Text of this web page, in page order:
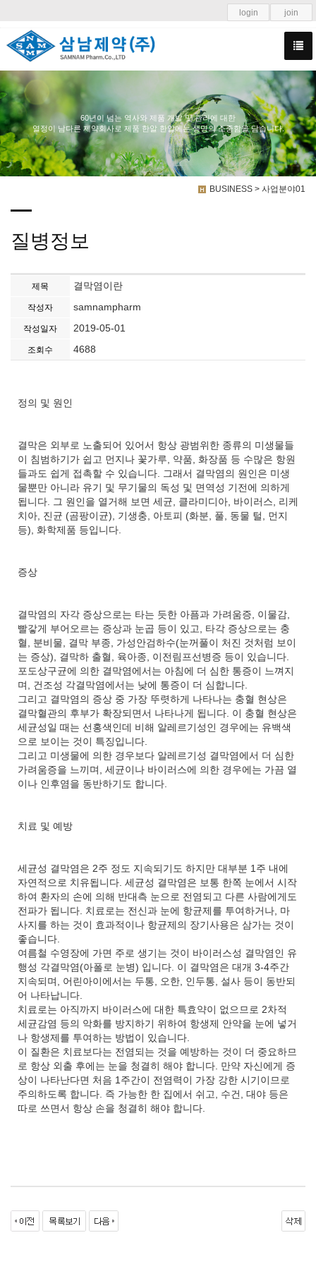
login join
60년이 넘는 역사와 제품 개발 및 관리에 대한
열정이 남다른 제약회사로 제품 한알 한알에는 생명의 소중함을 담습니다.
BUSINESS > 사업분야01
질병정보
제목 결막염이란
작성자 samnampharm
작성일자 2019-05-01
조회수 4688
정의 및 원인
결막은 외부로 노출되어 있어서 항상 광범위한 종류의 미생물들
이 침범하기가 쉽고 먼지나 꽃가루, 약품, 화장품 등 수많은 항원
들과도 쉽게 접촉할 수 있습니다. 그래서 결막염의 원인은 미생
물뿐만 아니라 유기 및 무기물의 독성 및 면역성 기전에 의하게
됩니다. 그 원인을 열거해 보면 세균, 클라미디아, 바이러스, 리케
치아, 진균 (곰팡이균), 기생충, 아토피 (화분, 풀, 동물 털, 먼지
등), 화학제품 등입니다.
증상
결막염의 자각 증상으로는 타는 듯한 아픔과 가려움증, 이물감,
빨갛게 부어오르는 증상과 눈곱 등이 있고, 타각 증상으로는 충
혈, 분비물, 결막 부종, 가성안검하수(눈꺼풀이 처진 것처럼 보이
는 증상), 결막하 출혈, 육아종, 이전림프선병증 등이 있습니다.
포도상구균에 의한 결막염에서는 아침에 더 심한 통증이 느껴지
며, 건조성 각결막염에서는 낮에 통증이 더 심합니다.
그리고 결막염의 증상 중 가장 뚜렷하게 나타나는 충혈 현상은
결막혈관의 후부가 확장되면서 나타나게 됩니다. 이 충혈 현상은
세균성일 때는 선홍색인데 비해 알레르기성인 경우에는 유백색
으로 보이는 것이 특징입니다.
그리고 미생물에 의한 경우보다 알레르기성 결막염에서 더 심한
가려움증을 느끼며, 세균이나 바이러스에 의한 경우에는 가끔 열
이나 인후염을 동반하기도 합니다.
치료 및 예방
세균성 결막염은 2주 정도 지속되기도 하지만 대부분 1주 내에
자연적으로 치유됩니다. 세균성 결막염은 보통 한쪽 눈에서 시작
하여 환자의 손에 의해 반대측 눈으로 전염되고 다른 사람에게도
전파가 됩니다. 치료로는 전신과 눈에 항균제를 투여하거나, 마
사지를 하는 것이 효과적이나 항균제의 장기사용은 삼가는 것이
좋습니다.
여름철 수영장에 가면 주로 생기는 것이 바이러스성 결막염인 유
행성 각결막염(아폴로 눈병) 입니다. 이 결막염은 대개 3-4주간
지속되며, 어린아이에서는 두통, 오한, 인두통, 설사 등이 동반되
어 나타납니다.
치료로는 아직까지 바이러스에 대한 특효약이 없으므로 2차적
세균감염 등의 악화를 방지하기 위하여 항생제 안약을 눈에 넣거
나 항생제를 투여하는 방법이 있습니다.
이 질환은 치료보다는 전염되는 것을 예방하는 것이 더 중요하므
로 항상 외출 후에는 눈을 청결히 해야 합니다. 만약 자신에게 증
상이 나타난다면 처음 1주간이 전염력이 가장 강한 시기이므로
주의하도록 합니다. 즉 가능한 한 집에서 쉬고, 수건, 대야 등은
따로 쓰면서 항상 손을 청결히 해야 합니다.